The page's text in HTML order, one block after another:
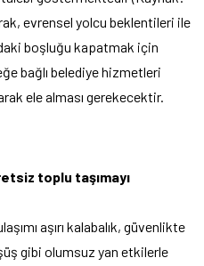
evrensel yolcu beklentileri ile
boşluğu kapatmak için
bağlı belediye hizmetleri
ele alması gerekecektir.
toplu taşımayı
aşırı kalabalık, güvenlikte
gibi olumsuz yan etkilerle